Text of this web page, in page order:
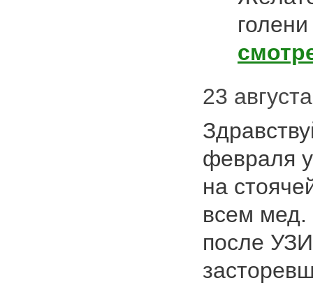
23
февраля
на
всем
после